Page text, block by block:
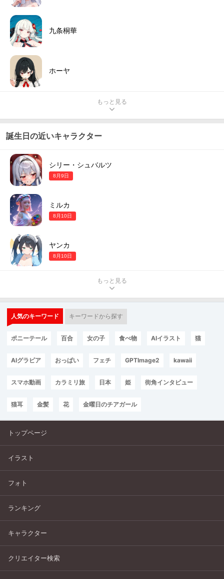
九条桐華
ホーヤ
もっと見る
誕生日の近いキャラクター
シリー・シュバルツ
8月9日
ミルカ
8月10日
ヤンカ
8月10日
もっと見る
人気のキーワード キーワードから探す
ポニーテール 百合 女の子 食べ物 AIイラスト 猫
AIグラビア おっぱい フェチ GPTImage2 kawaii
スマホ動画 カラミリ旅 日本 姫 街角インタビュー
猫耳 金髪 花 金曜日のチアガール
トップページ
イラスト
フォト
ランキング
キャラクター
クリエイター検索